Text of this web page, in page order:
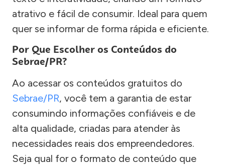
atrativo e fácil de consumir. Ideal para quem
quer se informar de forma rápida e eficiente.
Por Que Escolher os Conteúdos do
Sebrae/PR?
Ao acessar os conteúdos gratuitos do
Sebrae/PR, você tem a garantia de estar
consumindo informações confiáveis e de
alta qualidade, criadas para atender às
necessidades reais dos empreendedores.
Seja qual for o formato de conteúdo que